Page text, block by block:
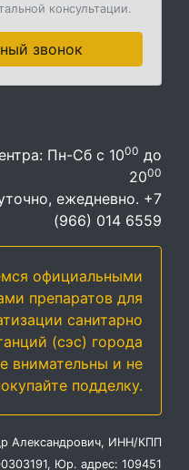
консультации.
звонок
Пн-Сб с 1000 до
2000
ежедневно. +7
(966) 014 6559
официальными
препаратов для
санитарно
(сэс) города
внимательны и не
подделку.
Александрович, ИНН/КПП
Юр. адрес: 109451